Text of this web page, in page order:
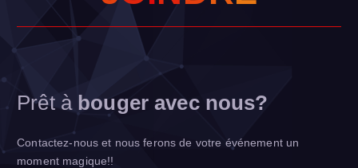
Prêt à bouger avec nous?
Contactez-nous et nous ferons de votre événement un
moment magique!!